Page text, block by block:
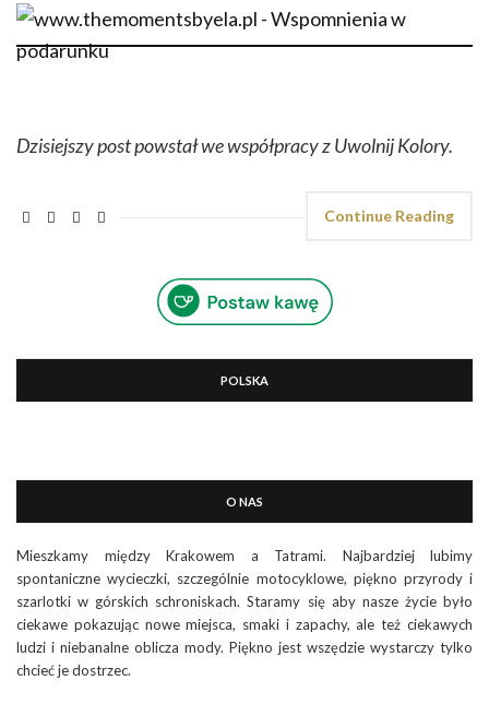
Dzisiejszy post powstał we współpracy z Uwolnij Kolory.
Continue Reading
POLSKA
O NAS
Mieszkamy między Krakowem a Tatrami. Najbardziej lubimy
spontaniczne wycieczki, szczególnie motocyklowe, piękno przyrody i
szarlotki w górskich schroniskach. Staramy się aby nasze życie było
ciekawe pokazując nowe miejsca, smaki i zapachy, ale też ciekawych
ludzi i niebanalne oblicza mody. Piękno jest wszędzie wystarczy tylko
chcieć je dostrzec.